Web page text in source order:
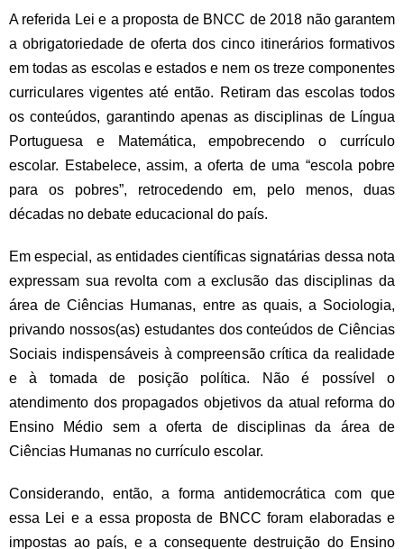
A referida Lei e a proposta de BNCC de 2018 não garantem
a obrigatoriedade de oferta dos cinco itinerários formativos
em todas as escolas e estados e nem os treze componentes
curriculares vigentes até então. Retiram das escolas todos
os conteúdos, garantindo apenas as disciplinas de Língua
Portuguesa e Matemática, empobrecendo o currículo
escolar. Estabelece, assim, a oferta de uma “escola pobre
para os pobres”, retrocedendo em, pelo menos, duas
décadas no debate educacional do país.
Em especial, as entidades científicas signatárias dessa nota
expressam sua revolta com a exclusão das disciplinas da
área de Ciências Humanas, entre as quais, a Sociologia,
privando nossos(as) estudantes dos conteúdos de Ciências
Sociais indispensáveis à compreensão crítica da realidade
e à tomada de posição política. Não é possível o
atendimento dos propagados objetivos da atual reforma do
Ensino Médio sem a oferta de disciplinas da área de
Ciências Humanas no currículo escolar.
Considerando, então, a forma antidemocrática com que
essa Lei e a essa proposta de BNCC foram elaboradas e
impostas ao país, e a consequente destruição do Ensino